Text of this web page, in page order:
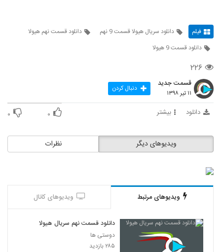
فیلم دانلود سریال هیولا قسمت 9 نهم
دانلود قسمت نهم هیولا
دانلود قسمت 9 هیولا
۲۲۶
قسمت جدید
۱۱ تیر ۱۳۹۸ دنبال کردن
دانلود بیشتر ۰ ۰
نظرات ویدیوهای دیگر
ویدیوهای مرتبط ویدیوهای کانال
دانلود قسمت نهم سریال هیولا
دوستی ها
۲۸۵ بازدید